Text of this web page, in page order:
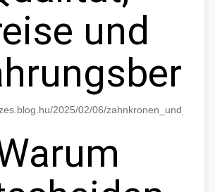
und
2025/02/06/